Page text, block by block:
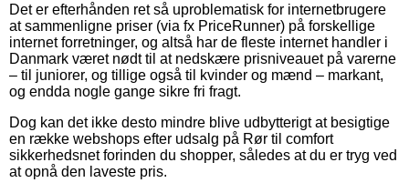
Det er efterhånden ret så uproblematisk for internetbrugere
at sammenligne priser (via fx PriceRunner) på forskellige
internet forretninger, og altså har de fleste internet handler i
Danmark været nødt til at nedskære prisniveauet på varerne
– til juniorer, og tillige også til kvinder og mænd – markant,
og endda nogle gange sikre fri fragt.
Dog kan det ikke desto mindre blive udbytterigt at besigtige
en række webshops efter udsalg på Rør til comfort
sikkerhedsnet forinden du shopper, således at du er tryg ved
at opnå den laveste pris.